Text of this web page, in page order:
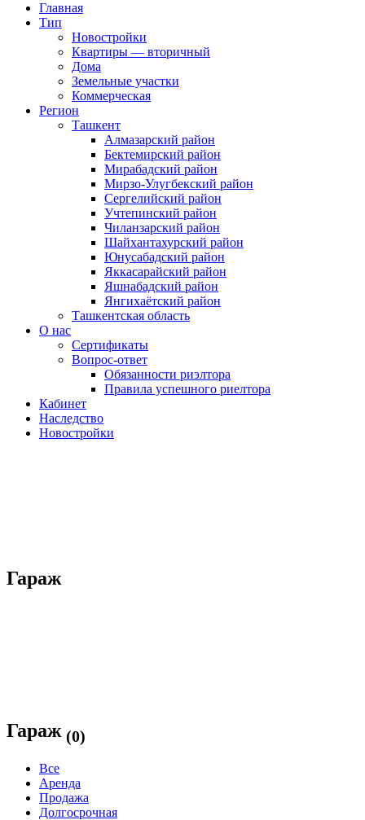
Главная
Тип
Новостройки
Квартиры — вторичный
Дома
Земельные участки
Коммерческая
Регион
Ташкент
Алмазарский район
Бектемирский район
Мирабадский район
Мирзо-Улугбекский район
Сергелийский район
Учтепинский район
Чиланзарский район
Шайхантахурский район
Юнусабадский район
Яккасарайский район
Яшнабадский район
Янгихаётский район
Ташкентская область
О нас
Сертификаты
Вопрос-ответ
Обязанности риэлтора
Правила успешного риелтора
Кабинет
Наследство
Новостройки
Гараж
Гараж (0)
Все
Аренда
Продажа
Долгосрочная